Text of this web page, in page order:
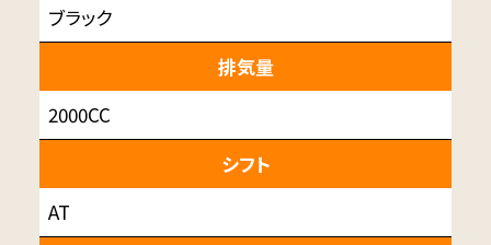
ブラック
排気量
2000CC
シフト
AT